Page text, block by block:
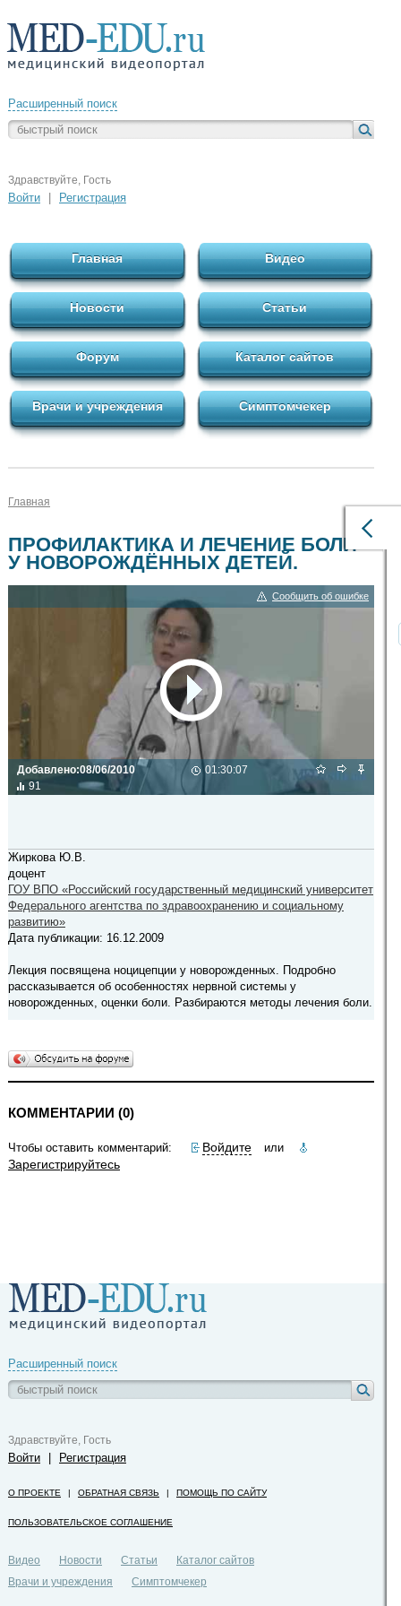
Расширенный поиск
Здравствуйте, Гость
Войти Регистрация
Главная Видео
Новости Статьи
Форум Каталог сайтов
Врачи и учреждения Симптомчекер
Главная
ПРОФИЛАКТИКА И ЛЕЧЕНИЕ БОЛИ
У НОВОРОЖДЁННЫХ ДЕТЕЙ.
Сообщить об ошибке
Добавлено:08/06/2010
91
01:30:07
Жиркова Ю.В.
доцент
ГОУ ВПО «Российский государственный медицинский университет
Федерального агентства по здравоохранению и социальному
развитию»
Дата публикации: 16.12.2009
Лекция посвящена ноцицепции у новорожденных. Подробно
рассказывается об особенностях нервной системы у
новорожденных, оценки боли. Разбираются методы лечения боли.
КОММЕНТАРИИ (0)
Чтобы оставить комментарий: Войдите или
Зарегистрируйтесь
Расширенный поиск
Здравствуйте, Гость
Войти Регистрация
О ПРОЕКТЕ | ОБРАТНАЯ СВЯЗЬ | ПОМОЩЬ ПО САЙТУ
ПОЛЬЗОВАТЕЛЬСКОЕ СОГЛАШЕНИЕ
Видео Новости Статьи
Каталог сайтов
Врачи и учреждения
Симптомчекер